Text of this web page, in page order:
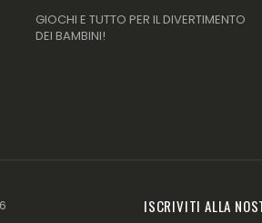
GIOCHI E TUTTO PER IL DIVERTIMENTO
DEI BAMBINI!
ISCRIVITI ALLA